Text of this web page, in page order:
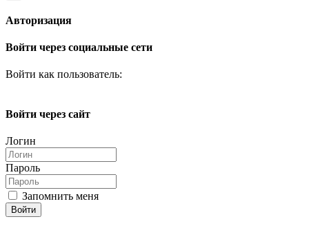
Авторизация
Войти через социальные сети
Войти как пользователь:
Войти через сайт
Логин
Пароль
Запомнить меня